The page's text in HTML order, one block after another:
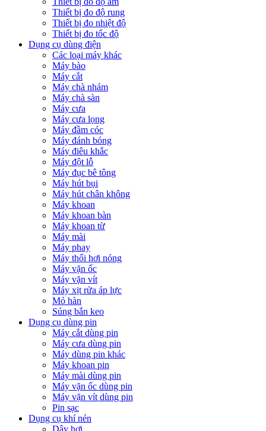
Thiết bị đo độ rung
Thiết bị đo nhiệt độ
Thiết bị đo tốc độ
Dụng cụ dùng điện
Các loại máy khác
Máy bào
Máy cắt
Máy chà nhám
Máy chà sàn
Máy cưa
Máy cưa lọng
Máy đầm cóc
Máy đánh bóng
Máy điêu khắc
Máy đột lỗ
Máy đục bê tông
Máy hút bụi
Máy hút chân không
Máy khoan
Máy khoan bàn
Máy khoan từ
Máy mài
Máy phay
Máy thổi hơi nóng
Máy vặn ốc
Máy vặn vít
Máy xịt rửa áp lực
Mỏ hàn
Súng bắn keo
Dụng cụ dùng pin
Máy cắt dùng pin
Máy cưa dùng pin
Máy dùng pin khác
Máy khoan pin
Máy mài dùng pin
Máy vặn ốc dùng pin
Máy vặn vít dùng pin
Pin sạc
Dụng cụ khí nén
Dây hơi